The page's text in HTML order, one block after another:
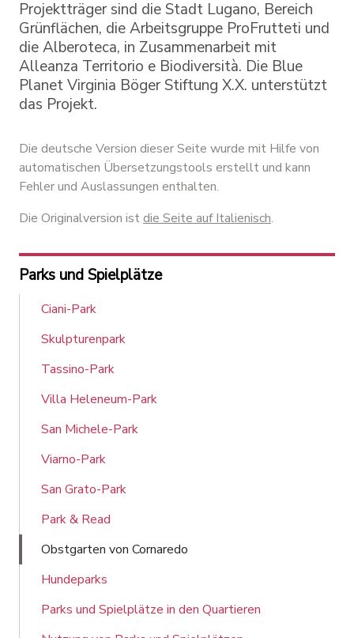
Projektträger sind die Stadt Lugano, Bereich
Grünflächen, die Arbeitsgruppe ProFrutteti und
die Alberoteca, in Zusammenarbeit mit
Alleanza Territorio e Biodiversità. Die Blue
Planet Virginia Böger Stiftung X.X. unterstützt
das Projekt.
Die deutsche Version dieser Seite wurde mit Hilfe von
automatischen Übersetzungstools erstellt und kann
Fehler und Auslassungen enthalten.
Die Originalversion istdie Seite auf Italienisch.
Parks und Spielplätze
Ciani-Park
Skulpturenpark
Tassino-Park
Villa Heleneum-Park
San Michele-Park
Viarno-Park
San Grato-Park
Park & Read
Obstgarten von Cornaredo
Hundeparks
Parks und Spielplätze in den Quartieren